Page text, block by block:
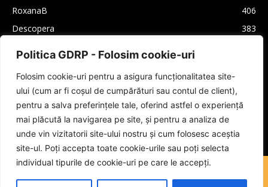
Politica GDRP - Folosim cookie-uri
Folosim cookie-uri pentru a asigura funcționalitatea site-
ului (cum ar fi coșul de cumpărături sau contul de client),
pentru a salva preferințele tale, oferind astfel o experiență
mai plăcută la navigarea pe site, și pentru a analiza de
unde vin vizitatorii site-ului nostru și cum folosesc aceștia
site-ul. Poți accepta toate cookie-urile sau poți selecta
individual tipurile de cookie-uri pe care le accepți.
RoxanaB
406
Descopera
383
Lifestyle
Cultura generala
160
Autori
Despre mine Termeni și Condiții Sign Up
Instagram
LinkedIn Facebook Tik Tok YouTube